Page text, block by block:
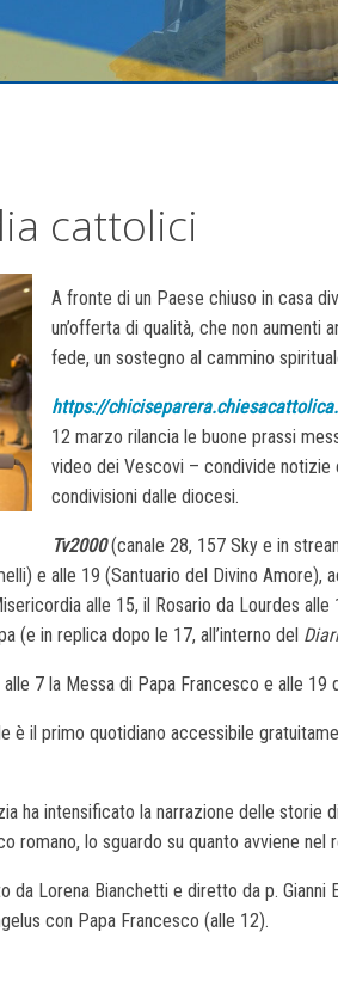
cattolici
A fronte di un Paese chiuso in casa
un’offerta di qualità, che non aumenti
fede, un sostegno al cammino
https://
12 marzo rilancia le buone prassi
video dei Vescovi – condivide
condivisioni dalle diocesi.
Tv2000(canale 28, 157 Sky e in
e alle 19 (Santuario del Divino Amore),
alle 15, il Rosario da Lourdes
(e in replica dopo le 17, all’interno del
7 la Messa di Papa Francesco e alle 19
è il primo quotidiano accessibile
ha intensificato la narrazione delle
romano, lo sguardo su quanto avviene
da Lorena Bianchetti e diretto da p.
con Papa Francesco (alle 12).